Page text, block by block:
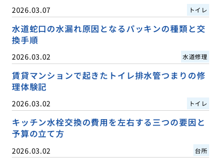
2026.03.07 トイレ
水道蛇口の水漏れ原因となるパッキンの種類と交
換手順
2026.03.02 水道修理
賃貸マンションで起きたトイレ排水管つまりの修
理体験記
2026.03.02 トイレ
キッチン水栓交換の費用を左右する三つの要因と
予算の立て方
2026.03.02 台所